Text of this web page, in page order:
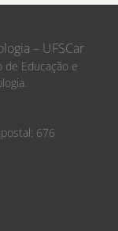
– UFSCar
de Educação e
676